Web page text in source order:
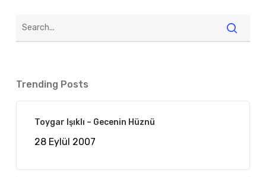
Trending Posts
Toygar Işıklı – Gecenin Hüznü
28 Eylül 2007